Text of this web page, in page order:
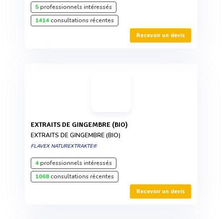
5professionnels intéressés
1414consultations récentes
Recevoir un devis
EXTRAITS DE GINGEMBRE (BIO)
EXTRAITS DE GINGEMBRE (BIO)
FLAVEX NATUREXTRAKTE®
4professionnels intéressés
1068consultations récentes
Recevoir un devis